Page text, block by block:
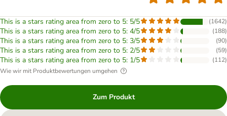
This is a stars rating area from zero to 5: 5/5 (1642)
This is a stars rating area from zero to 5: 4/5 (188)
This is a stars rating area from zero to 5: 3/5 (90)
This is a stars rating area from zero to 5: 2/5 (59)
This is a stars rating area from zero to 5: 1/5 (112)
Wie wir mit Produktbewertungen umgehen
Zum Produkt